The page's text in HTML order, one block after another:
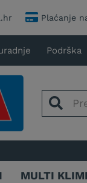
Plaćanje
Podrška
MULTI